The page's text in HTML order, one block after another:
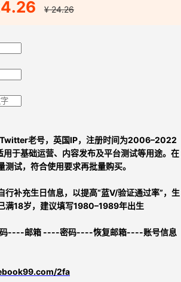
¥ 24.26
Twitter老号，英国IP， 注册时间为2006–2022
于基础运营、内容发布及平台测试等用途。 在
试，符合使用要求再批量购买。
行补充生日信息，以提高“蓝V/验证通过率”， 生
满18岁，建议填写1980–1989年出生
----邮箱 ----密码----恢复邮箱----账号信息
2fa